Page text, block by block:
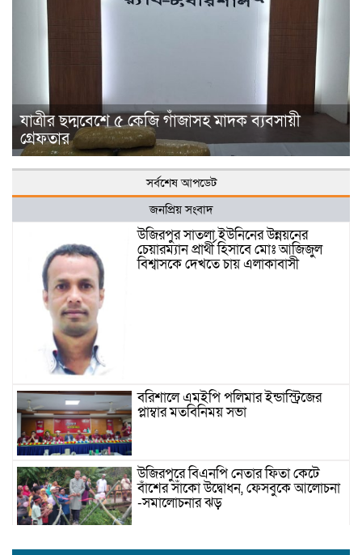
যাত্রীর ছদ্মবেশে ৫ কেজি গাঁজাসহ মাদক ব্যবসায়ী
গ্রেফতার
সর্বশেষ আপডেট
জনপ্রিয় সংবাদ
উজিরপুর সাতলা ইউনিনের উন্নয়নের
চেয়ারম্যান প্রার্থী হিসাবে মোঃ আজিজুল
বিশ্বাসকে দেখতে চায় এলাকাবাসী
বরিশালে এমইপি পলিমার ইন্ডাস্ট্রিজের
প্লাম্বার মতবিনিময় সভা
উজিরপুরে বিএনপি নেতার ফিতা কেটে
বাঁশের সাঁকো উদ্বোধন, ফেসবুকে আলোচনা
-সমালোচনার ঝড়
জাতীয় সাংবাদিক সংস্থা বরিশাল জেলা